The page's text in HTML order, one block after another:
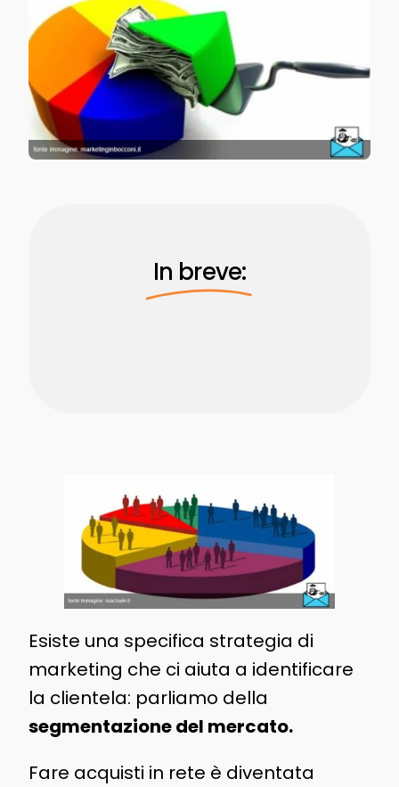
In breve:
Esiste una specifica strategia di
marketing che ci aiuta a identificare
la clientela: parliamo della
segmentazione del mercato.
Fare acquisti in rete è diventata